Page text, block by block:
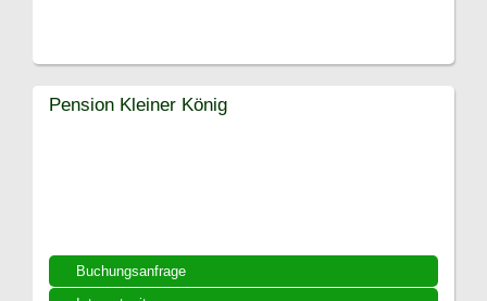
Buchungsanfrage
Pension Kleiner König